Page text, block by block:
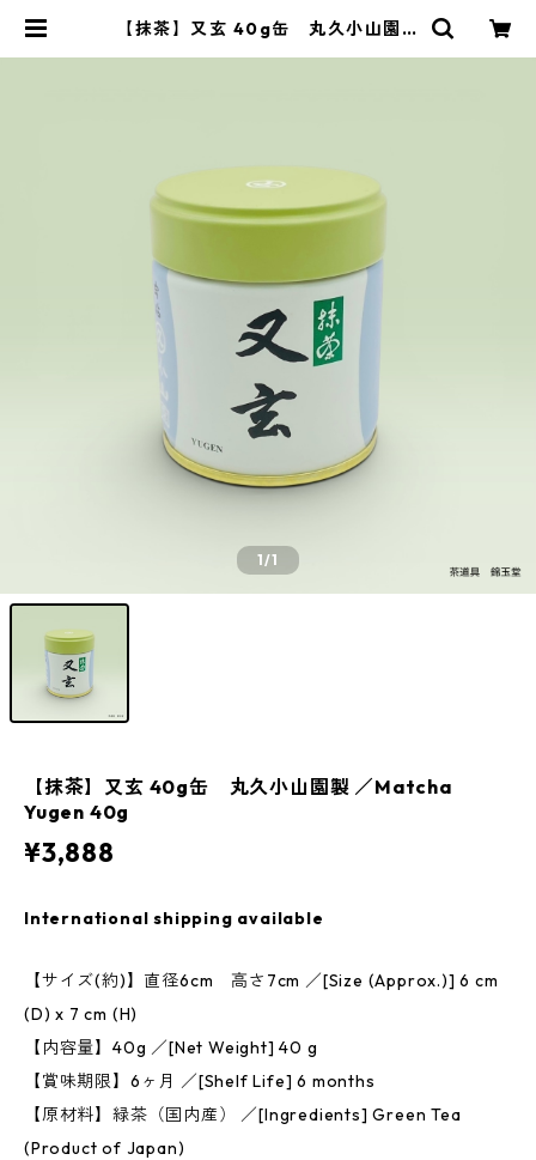
【抹茶】又玄 40g缶 丸久小山園製
1/1
【抹茶】又玄 40g缶 丸久小山園製 ／Matcha
Yugen 40g
¥3,888
International shipping available
【サイズ(約)】直径6cm 高さ7cm ／[Size (Approx.)] 6 cm
(D) x 7 cm (H)
【内容量】40g ／[Net Weight] 40 g
【賞味期限】6ヶ月 ／[Shelf Life] 6 months
【原材料】緑茶（国内産） ／[Ingredients] Green Tea
(Product of Japan)